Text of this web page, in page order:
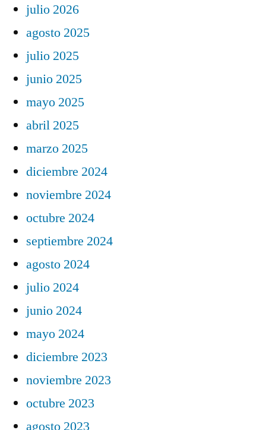
julio 2026
agosto 2025
julio 2025
junio 2025
mayo 2025
abril 2025
marzo 2025
diciembre 2024
noviembre 2024
octubre 2024
septiembre 2024
agosto 2024
julio 2024
junio 2024
mayo 2024
diciembre 2023
noviembre 2023
octubre 2023
agosto 2023